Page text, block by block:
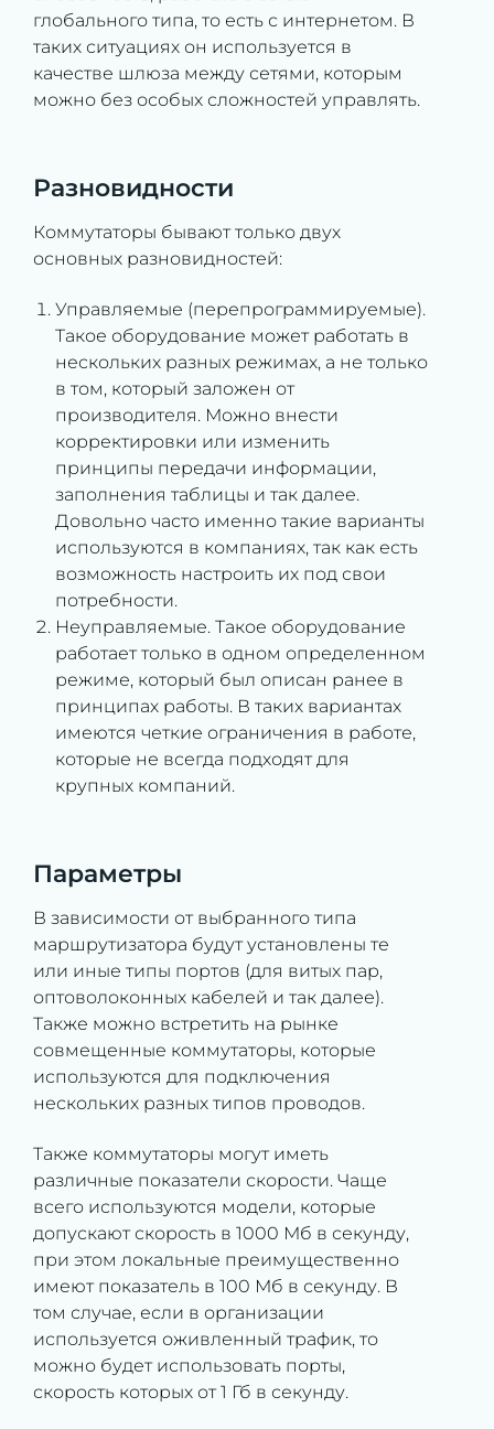
глобального типа, то есть с интернетом. В
таких ситуациях он используется в
качестве шлюза между сетями, которым
можно без особых сложностей управлять.
Разновидности
Коммутаторы бывают только двух
основных разновидностей:
Управляемые (перепрограммируемые).
Такое оборудование может работать в
нескольких разных режимах, а не только
в том, который заложен от
производителя. Можно внести
корректировки или изменить
принципы передачи информации,
заполнения таблицы и так далее.
Довольно часто именно такие варианты
используются в компаниях, так как есть
возможность настроить их под свои
потребности.
Неуправляемые. Такое оборудование
работает только в одном определенном
режиме, который был описан ранее в
принципах работы. В таких вариантах
имеются четкие ограничения в работе,
которые не всегда подходят для
крупных компаний.
Параметры
В зависимости от выбранного типа
маршрутизатора будут установлены те
или иные типы портов (для витых пар,
оптоволоконных кабелей и так далее).
Также можно встретить на рынке
совмещенные коммутаторы, которые
используются для подключения
нескольких разных типов проводов.
Также коммутаторы могут иметь
различные показатели скорости. Чаще
всего используются модели, которые
допускают скорость в 1000 Мб в секунду,
при этом локальные преимущественно
имеют показатель в 100 Мб в секунду. В
том случае, если в организации
используется оживленный трафик, то
можно будет использовать порты,
скорость которых от 1 Гб в секунду.